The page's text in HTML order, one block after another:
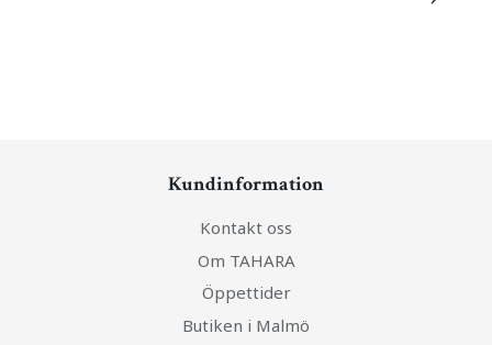
Kundinformation
Kontakt oss
Om TAHARA
Öppettider
Butiken i Malmö